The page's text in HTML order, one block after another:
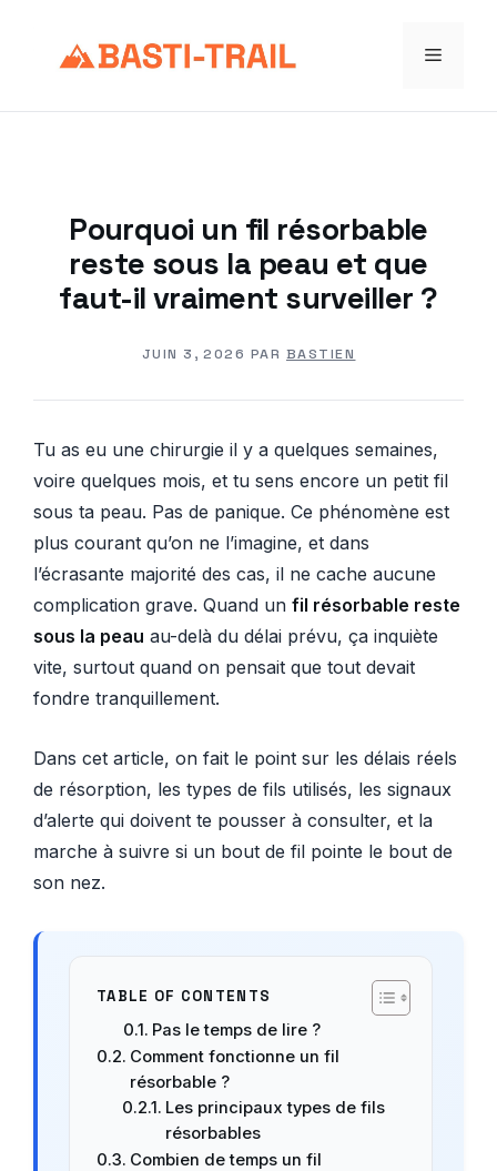
Menu
Pourquoi un fil résorbable
reste sous la peau et que
faut-il vraiment surveiller ?
JUIN 3, 2026 PAR BASTIEN
Tu as eu une chirurgie il y a quelques semaines,
voire quelques mois, et tu sens encore un petit fil
sous ta peau. Pas de panique. Ce phénomène est
plus courant qu’on ne l’imagine, et dans
l’écrasante majorité des cas, il ne cache aucune
complication grave. Quand un fil résorbable reste
sous la peau au-delà du délai prévu, ça inquiète
vite, surtout quand on pensait que tout devait
fondre tranquillement.
Dans cet article, on fait le point sur les délais réels
de résorption, les types de fils utilisés, les signaux
d’alerte qui doivent te pousser à consulter, et la
marche à suivre si un bout de fil pointe le bout de
son nez.
TABLE OF CONTENTS
Pas le temps de lire ?
Comment fonctionne un fil
résorbable ?
Les principaux types de fils
résorbables
Combien de temps un fil